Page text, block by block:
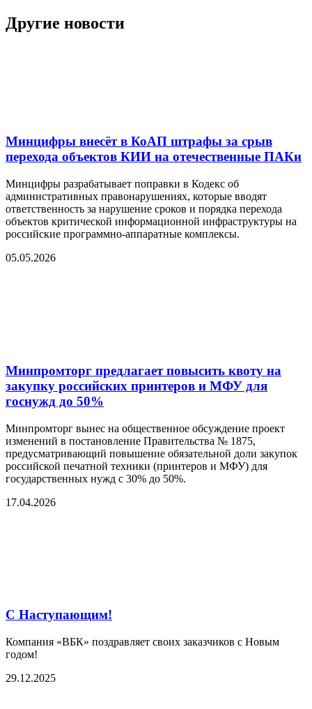
Другие новости
Минцифры внесёт в КоАП штрафы за срыв
перехода объектов КИИ на отечественные ПАКи
Минцифры разрабатывает поправки в Кодекс об
административных правонарушениях, которые вводят
ответственность за нарушение сроков и порядка перехода
объектов критической информационной инфраструктуры на
российские программно-аппаратные комплексы.
05.05.2026
Минпромторг предлагает повысить квоту на
закупку российских принтеров и МФУ для
госнужд до 50%
Минпромторг вынес на общественное обсуждение проект
изменений в постановление Правительства № 1875,
предусматривающий повышение обязательной доли закупок
российской печатной техники (принтеров и МФУ) для
государственных нужд с 30% до 50%.
17.04.2026
С Наступающим!
Компания «ВБК» поздравляет своих заказчиков с Новым
годом!
29.12.2025